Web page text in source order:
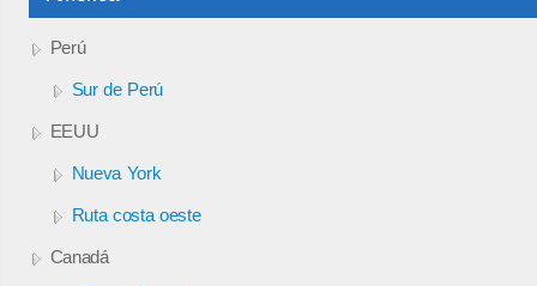
Perú
Sur de Perú
EEUU
Nueva York
Ruta costa oeste
Canadá